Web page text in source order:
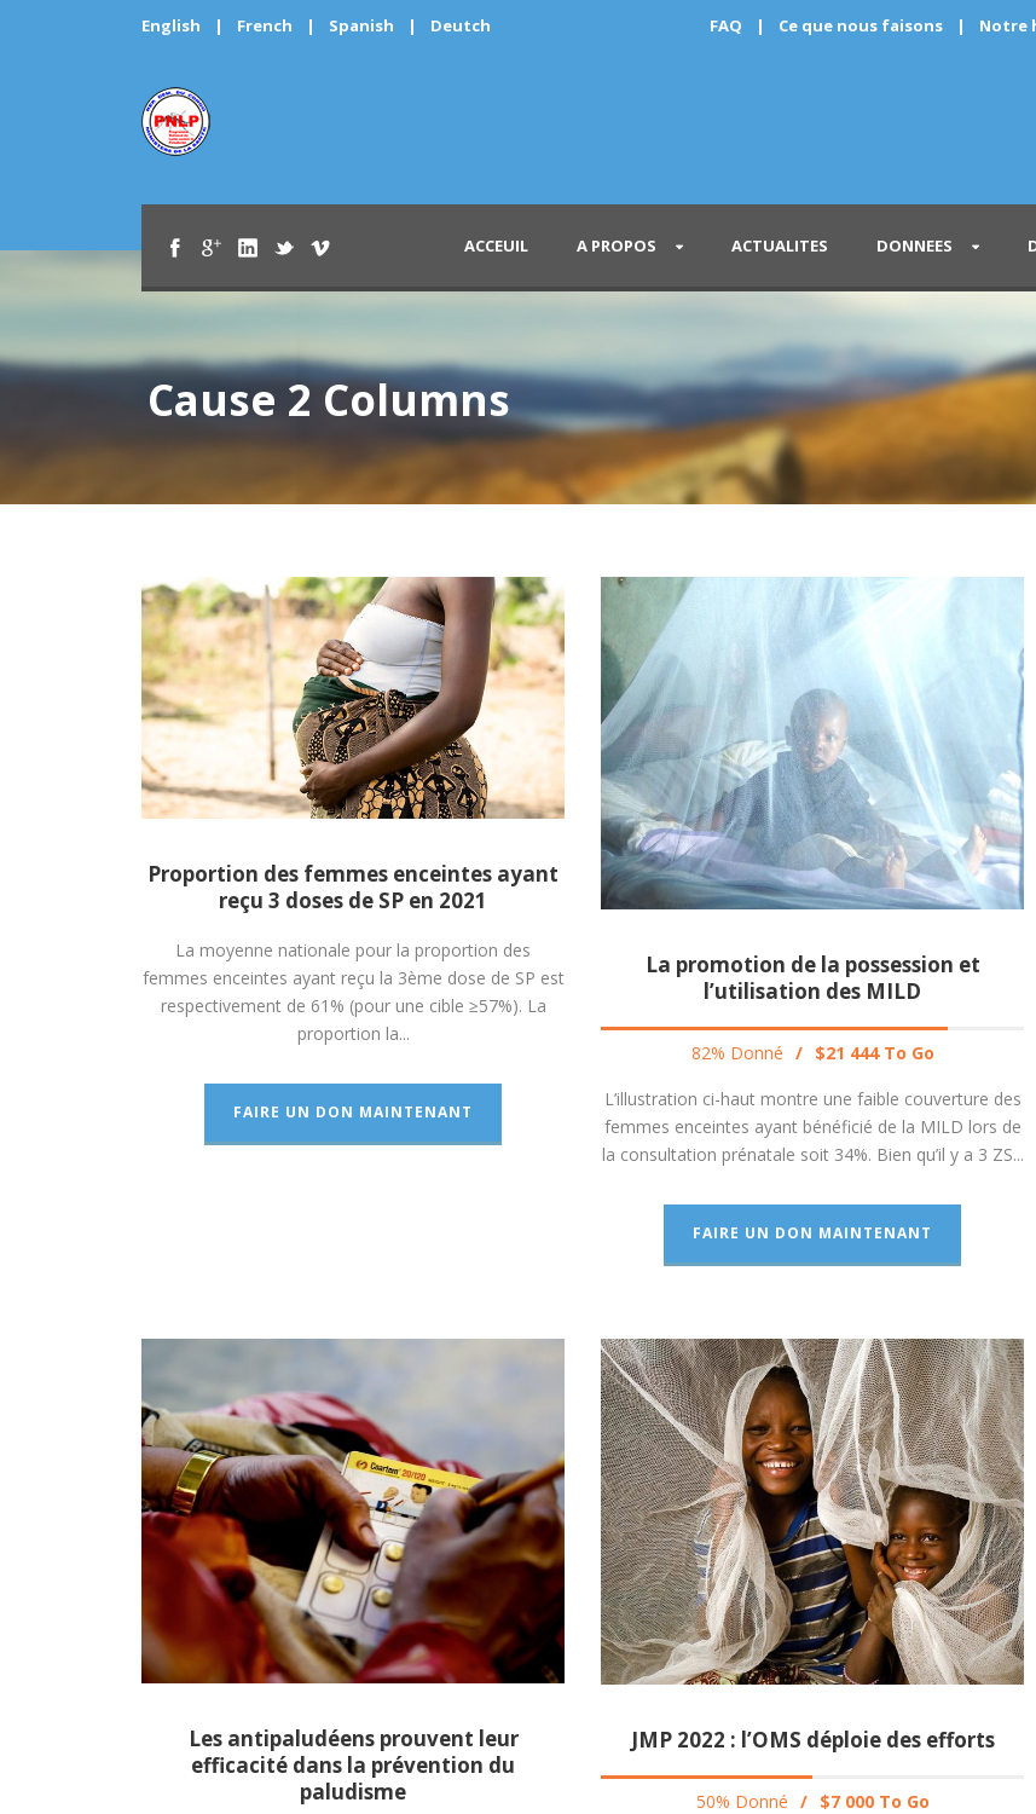
English | French | Spanish | Deutch FAQ | Ce que nous faisons | Notre
ACCEUIL A PROPOS ACTUALITES DONNEES
Cause 2 Columns
Proportion des femmes enceintes ayant
reçu 3 doses de SP en 2021
La moyenne nationale pour la proportion des
femmes enceintes ayant reçu la 3ème dose de SP est
respectivement de 61% (pour une cible ≥57%). La
proportion la...
FAIRE UN DON MAINTENANT
La promotion de la possession et
l’utilisation des MILD
82% Donné /
$21 444 To Go
L’illustration ci-haut montre une faible couverture des
femmes enceintes ayant bénéficié de la MILD lors de
la consultation prénatale soit 34%. Bien qu’il y a 3 ZS...
FAIRE UN DON MAINTENANT
Les antipaludéens prouvent leur
efficacité dans la prévention du
paludisme
JMP 2022 : l’OMS déploie des efforts
50% Donné /
$7 000 To Go